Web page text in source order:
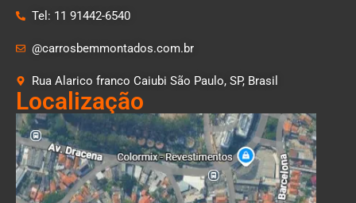
Tel: 11 91442-6540
@carrosbemmontados.com.br
Rua Alarico franco Caiubi São Paulo, SP, Brasil
Localização